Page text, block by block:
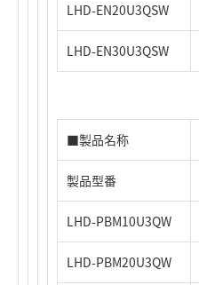
LHD-EN20U3QSW
LHD-EN30U3QSW
■製品名称
製品型番
LHD-PBM10U3QW
LHD-PBM20U3QW